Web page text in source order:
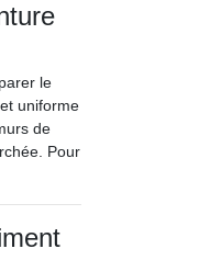
le
uniforme
de
Pour